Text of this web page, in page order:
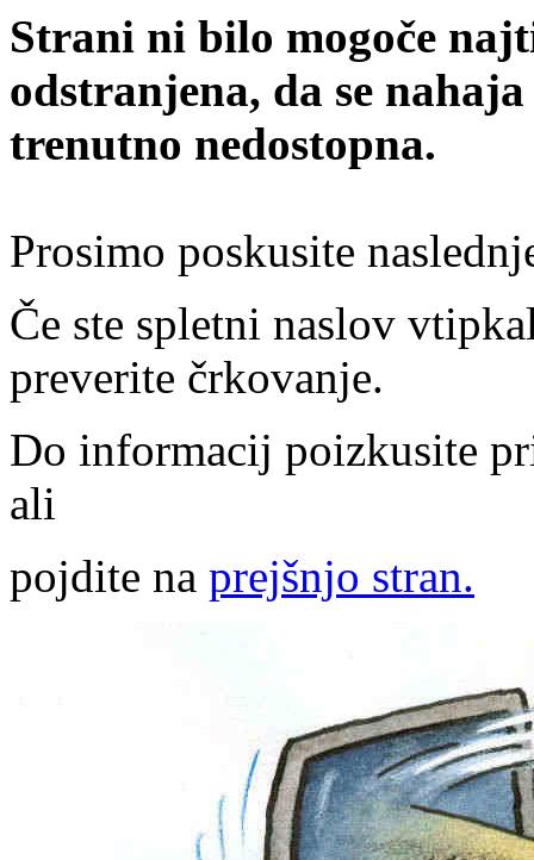
Strani ni bilo mogoče
odstranjena, da se
trenutno nedostopna.
Prosimo poskusite
Če ste spletni naslov
preverite črkovanje.
Do informacij poizkusite
ali
pojdite na prejšnjo stran.